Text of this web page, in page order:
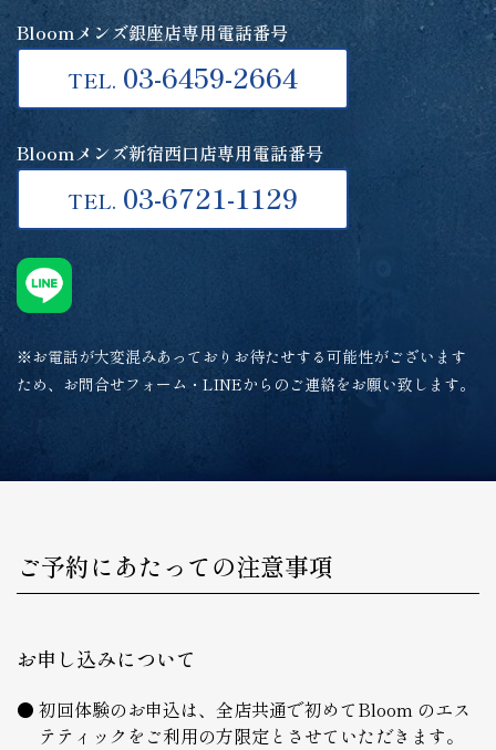
Bloomメンズ銀座店専用電話番号
TEL. 03-6459-2664
Bloomメンズ新宿西口店専用電話番号
TEL. 03-6721-1129
※お電話が大変混みあっておりお待たせする可能性がございます
ため、お問合せフォーム・LINEからのご連絡をお願い致します。
ご予約にあたっての注意事項
お申し込みについて
初回体験のお申込は、全店共通で初めてBloom のエス
テティックをご利用の方限定とさせていただきます。